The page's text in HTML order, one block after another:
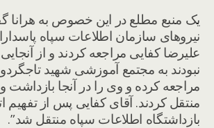
یک منبع مطلع در این خصوص به هرانا
نیروهای سازمان اطلاعات سپاه
علیرضا کفایی مراجعه کردند و از
نبودند به مجتمع آموزشی شهید
مراجعه کرده و وی را در آنجا بازداشت
منتقل کردند. آقای کفایی پس از تفهیم
بازداشتگاه اطلاعات سپاه منتقل شد”.